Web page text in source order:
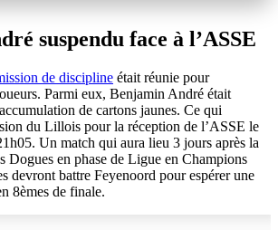
suspendu face à l’ASSE
de discipline était réunie pour
Parmi eux, Benjamin André était
de cartons jaunes. Ce qui
du Lillois pour la réception de l’ASSE le
Un match qui aura lieu 3 jours après la
Dogues en phase de Ligue en Champions
devront battre Feyenoord pour espérer une
8èmes de finale.